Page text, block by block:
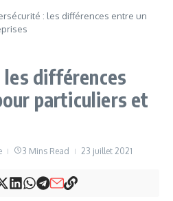
: les différences entre un
les différences
particuliers et
3 Mins Read 23 juillet 2021